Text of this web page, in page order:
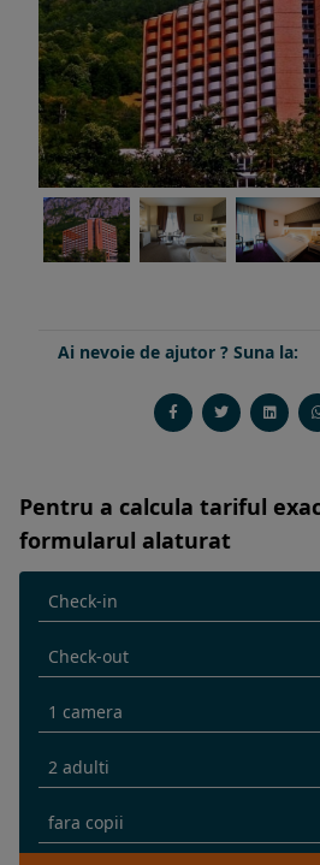
Ai nevoie de ajutor ? Suna la:
Pentru a calcula tariful
formularul alaturat